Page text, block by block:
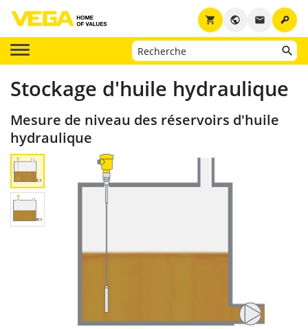
key
email
public
shopping_cart
Stockage d'huile hydraulique
Mesure de niveau des réservoirs d'huile
hydraulique